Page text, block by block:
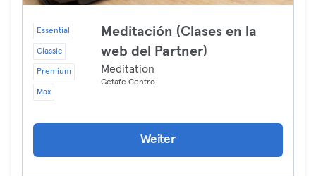
Essential
Classic
Premium
Max
Meditación (Clases en la
web del Partner)
Meditation
Getafe Centro
Weiter